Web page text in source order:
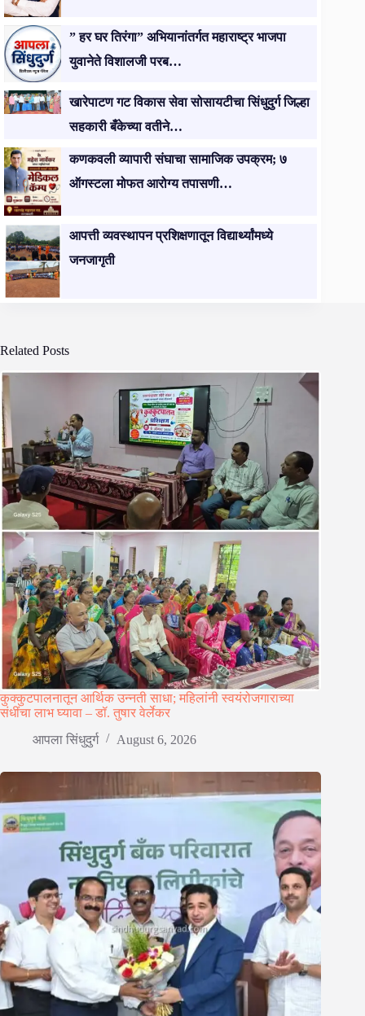
” हर घर तिरंगा” अभियानांतर्गत महाराष्ट्र भाजपा
युवानेते विशालजी परब…
खारेपाटण गट विकास सेवा सोसायटीचा सिंधुदुर्ग जिल्हा
सहकारी बँकेच्या वतीने…
कणकवली व्यापारी संघाचा सामाजिक उपक्रम; ७
ऑगस्टला मोफत आरोग्य तपासणी…
आपत्ती व्यवस्थापन प्रशिक्षणातून विद्यार्थ्यांमध्ये
जनजागृती
Related Posts
कुक्कुटपालनातून आर्थिक उन्नती साधा; महिलांनी स्वयंरोजगाराच्या
संधींचा लाभ घ्यावा – डॉ. तुषार वेर्लेकर
आपला सिंधुदुर्ग
August 6, 2026